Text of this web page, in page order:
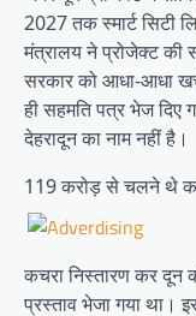
2027 तक स्मार्ट सिटी
मंत्रालय ने प्रोजेक्ट की
सरकार को आधा-आधा
ही सहमति पत्र भेज
देहरादून का नाम नहीं है।
119 करोड़ से चलने थे
कचरा निस्तारण कर दून
प्रस्ताव भेजा गया था।